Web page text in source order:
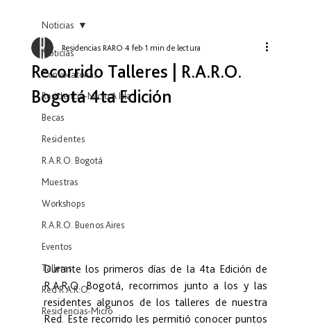
Noticias
Convocatorias
Residencia-Micro A Isla
Becas
Residentes
R.A.R.O. Bogotá
Muestras
Workshops
R.A.R.O. Buenos Aires
Eventos
Talleres
Red R.A.R.O.
Residencias-Micro
Noticias
Recorrido Talleres | R.A.R.O.
Bogotá 4ta Edición
Residencias RARO 4 feb 1 min de lectura
Durante los primeros días de la 4ta Edición de
R.A.R.O. Bogotá, recorrimos junto a los y las
residentes algunos de los talleres de nuestra
Red. Este recorrido les permitió conocer puntos